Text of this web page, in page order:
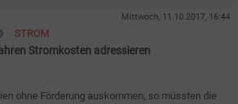
Mittwoch, 11.10.2017, 16:44
STROM
Stromkosten adressieren
ohne Förderung auskommen, so müssten die